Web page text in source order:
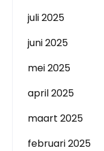
juli 2025
juni 2025
mei 2025
april 2025
maart 2025
februari 2025